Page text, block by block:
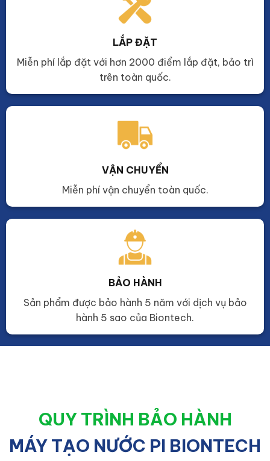
LẮP ĐẶT
Miễn phí lắp đặt với hơn 2000 điểm lắp đặt, bảo trì
trên toàn quốc.
VẬN CHUYỂN
Miễn phí vận chuyển toàn quốc.
BẢO HÀNH
Sản phẩm được bảo hành 5 năm với dịch vụ bảo
hành 5 sao của Biontech.
QUY TRÌNH BẢO HÀNH
MÁY TẠO NƯỚC PI BIONTECH